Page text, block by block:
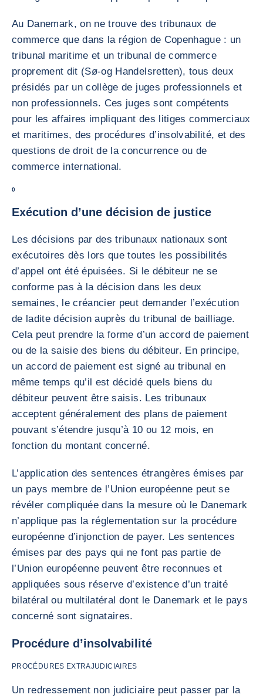
Au Danemark, on ne trouve des tribunaux de
commerce que dans la région de Copenhague : un
tribunal maritime et un tribunal de commerce
proprement dit (Sø-og Handelsretten), tous deux
présidés par un collège de juges professionnels et
non professionnels. Ces juges sont compétents
pour les affaires impliquant des litiges commerciaux
et maritimes, des procédures d’insolvabilité, et des
questions de droit de la concurrence ou de
commerce international.
0
Exécution d’une décision de justice
Les décisions par des tribunaux nationaux sont
exécutoires dès lors que toutes les possibilités
d’appel ont été épuisées. Si le débiteur ne se
conforme pas à la décision dans les deux
semaines, le créancier peut demander l’exécution
de ladite décision auprès du tribunal de bailliage.
Cela peut prendre la forme d’un accord de paiement
ou de la saisie des biens du débiteur. En principe,
un accord de paiement est signé au tribunal en
même temps qu’il est décidé quels biens du
débiteur peuvent être saisis. Les tribunaux
acceptent généralement des plans de paiement
pouvant s’étendre jusqu’à 10 ou 12 mois, en
fonction du montant concerné.
L’application des sentences étrangères émises par
un pays membre de l’Union européenne peut se
révéler compliquée dans la mesure où le Danemark
n’applique pas la réglementation sur la procédure
européenne d’injonction de payer. Les sentences
émises par des pays qui ne font pas partie de
l’Union européenne peuvent être reconnues et
appliquées sous réserve d’existence d’un traité
bilatéral ou multilatéral dont le Danemark et le pays
concerné sont signataires.
Procédure d’insolvabilité
PROCÉDURES EXTRAJUDICIAIRES
Un redressement non judiciaire peut passer par la